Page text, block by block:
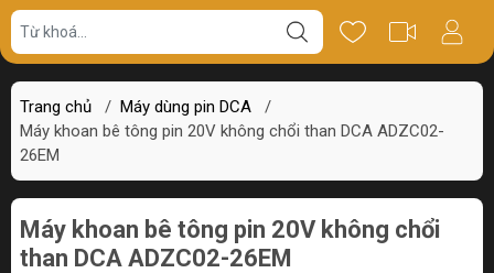
Trang chủ / Máy dùng pin DCA
/
Máy khoan bê tông pin 20V không chổi than DCA ADZC02-
26EM
Giá bán Thông số Review
Máy khoan bê tông pin 20V không chổi
than DCA ADZC02-26EM